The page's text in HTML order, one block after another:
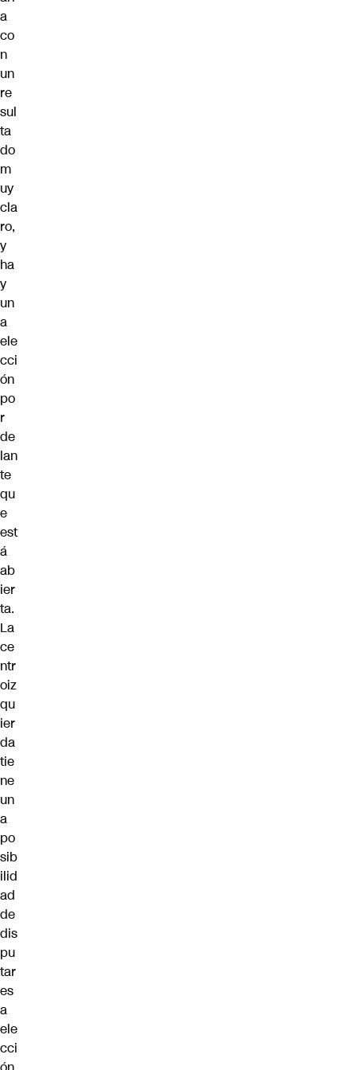
a
co
n
un
re
sul
ta
do
m
uy
cla
ro,
y
ha
y
un
a
ele
cci
ón
po
r
de
lan
te
qu
e
est
á
ab
ier
ta.
La
ce
ntr
oiz
qu
ier
da
tie
ne
un
a
po
sib
ilid
ad
de
dis
pu
tar
es
a
ele
cci